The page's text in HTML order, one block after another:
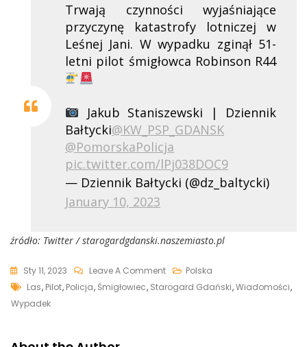
Trwają czynności wyjaśniające
przyczynę katastrofy lotniczej w
Leśnej Jani. W wypadku zginął 51-
letni pilot śmigłowca Robinson R44
Jakub Staniszewski | Dziennik
Bałtycki@KW_PSP_GDANSK
@PomorskaPolicja
pic.twitter.com/lPj038DOC9
— Dziennik Bałtycki (@dz_baltycki)
January 10, 2023
źródło: Twitter / starogardgdanski.naszemiasto.pl
Sty 11, 2023 Leave A CommentOn
Wypadek
Polska
Tags
Las, Pilot, Policja,Śmigłowiec, Starogard Gdański,Wiadomości,
Wypadek